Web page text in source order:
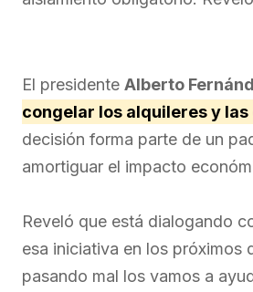
El presidente Alberto
congelar los alquileres y
decisión forma parte de un
amortiguar el impacto
Reveló que está dialogando
esa iniciativa en los próximos
pasando mal los vamos a